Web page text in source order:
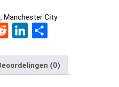
, Manchester City
R
d
di
Li
ke
dI
e
n
(0)